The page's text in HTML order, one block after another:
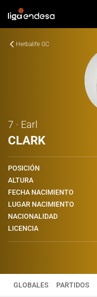
Herbalife GC
7 · Earl
CLARK
POSICIÓN
ALTURA
FECHA NACIMIENTO
LUGAR NACIMIENTO
NACIONALIDAD
LICENCIA
GLOBALES PARTIDOS